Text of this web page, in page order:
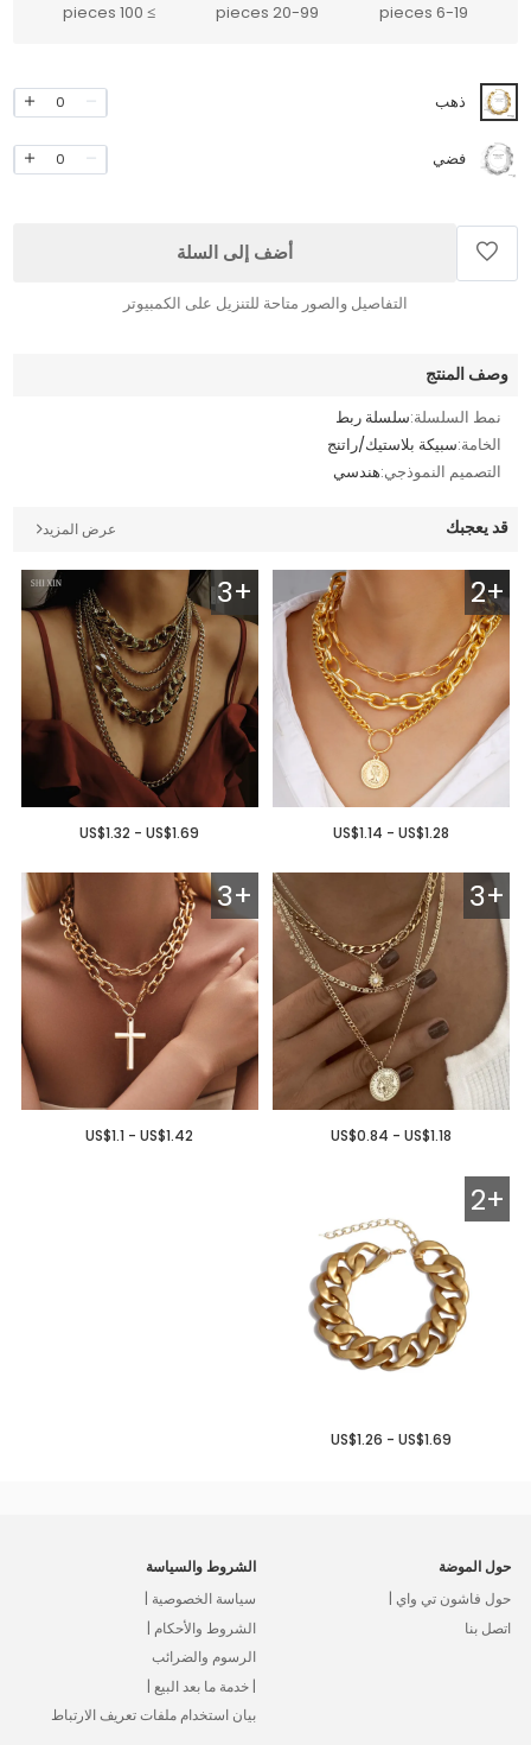
6-19 pieces
20-99 pieces
≥ 100 pieces
ذهب 0
فضي 0
أضف إلى السلة
التفاصيل والصور متاحة للتنزيل على الكمبيوتر
وصف المنتج
نمط السلسلة:سلسلة ربط
الخامة:سبيكة بلاستيك/راتنج
التصميم النموذجي:هندسي
قد يعجبك عرض المزيد
2+
US$1.14 - US$1.28
3+
US$1.32 - US$1.69
3+
US$0.84 - US$1.18
3+
US$1.1 - US$1.42
2+
US$1.26 - US$1.69
حول الموضة
حول فاشون تي واي |
اتصل بنا
الشروط والسياسة
سياسة الخصوصية |
الشروط والأحكام |
الرسوم والضرائب
| خدمة ما بعد البيع |
بيان استخدام ملفات تعريف الارتباط